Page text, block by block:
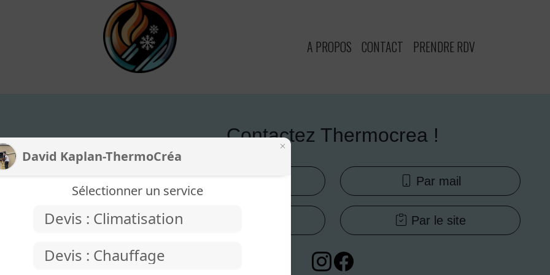
A PROPOS CONTACT PRENDRE RDV
Contactez Thermocrea !
Par téléphone Par mail
Par le site
David Kaplan-ThermoCréa
Sélectionner un service
Devis : Climatisation
Devis : Chauffage